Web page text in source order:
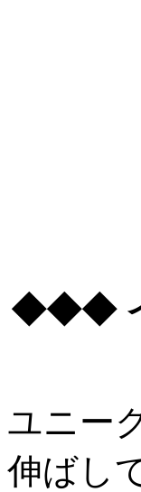
◆◆◆ イ
ユニー
伸ばし